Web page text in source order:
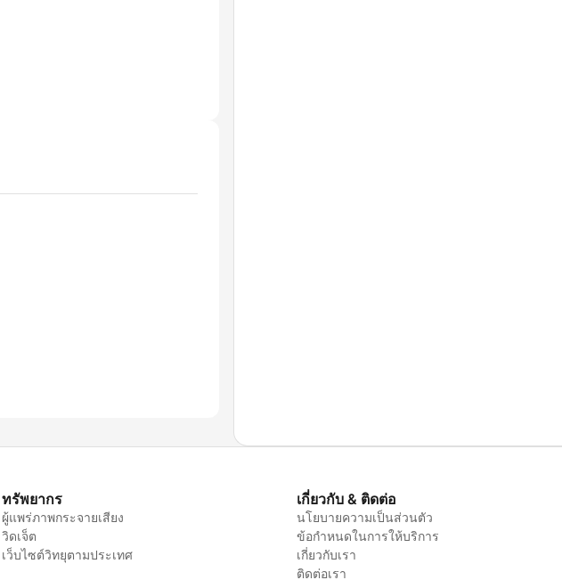
ทรัพยากร
ผู้แพร่ภาพกระจายเสียง
วิดเจ็ต
เว็บไซต์วิทยุตามประเทศ
เกี่ยวกับ & ติดต่อ
นโยบายความเป็นส่วนตัว
ข้อกำหนดในการให้บริการ
เกี่ยวกับเรา
ติดต่อเรา